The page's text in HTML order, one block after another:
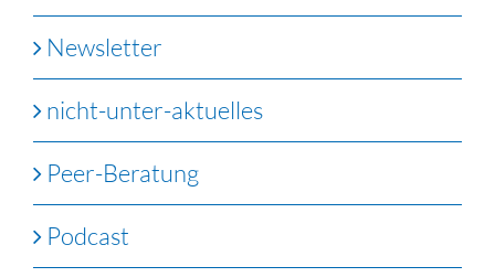
Newsletter
nicht-unter-aktuelles
Peer-Beratung
Podcast